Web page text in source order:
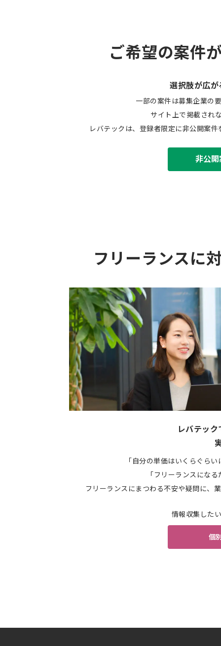
ご希望の案件
選択肢が広が
一部の案件は募集企業の
サイト上で掲載され
レバテックは、登録者限定に非公開案
非公
フリーランスに
レバテッ
「自分の単価はいくらぐら
「フリーランスにな
フリーランスにまつわる不安や疑問に、
情報収集した
個